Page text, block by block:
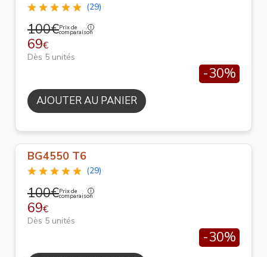
(29)
100€Prix de
comparaison
69€
Dès 5 unités
-30%
AJOUTER AU PANIER
BG4550 T6
(29)
100€Prix de
comparaison
69€
Dès 5 unités
-30%